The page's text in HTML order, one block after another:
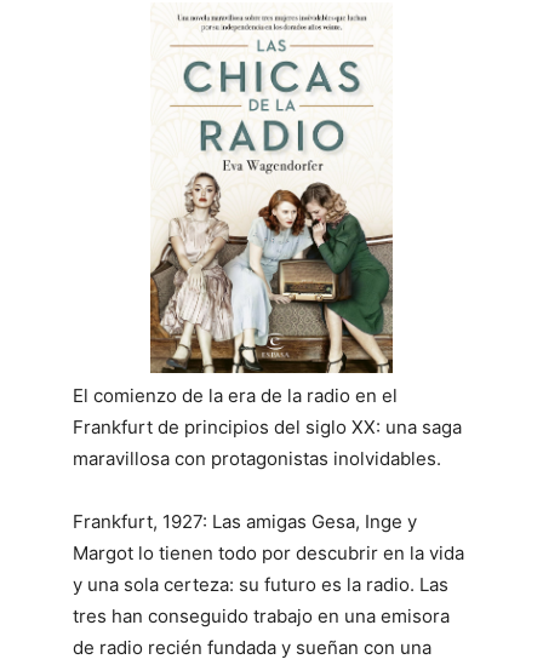
El comienzo de la era de la radio en el
Frankfurt de principios del siglo XX: una saga
maravillosa con protagonistas inolvidables.
Frankfurt, 1927: Las amigas Gesa, Inge y
Margot lo tienen todo por descubrir en la vida
y una sola certeza: su futuro es la radio. Las
tres han conseguido trabajo en una emisora
de radio recién fundada y sueñan con una